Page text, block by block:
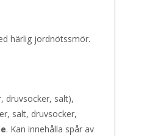
härlig jordnötssmör.
druvsocker, salt),
salt, druvsocker,
. Kan innehålla spår av